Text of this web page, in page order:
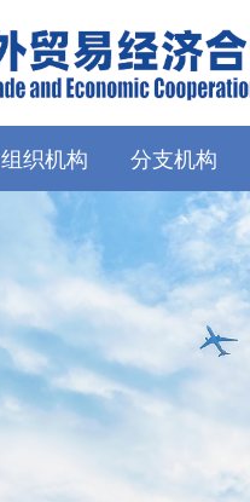
组织机构 分支机构